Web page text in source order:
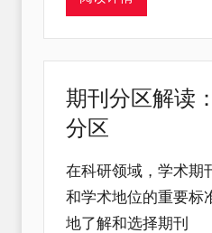
期刊分区解读
分区
在科研领域，学术期
和学术地位的重要标
地了解和选择期刊